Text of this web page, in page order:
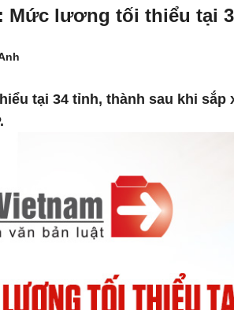
Mức lương tối thiểu tại
tại 34 tỉnh, thành sau khi